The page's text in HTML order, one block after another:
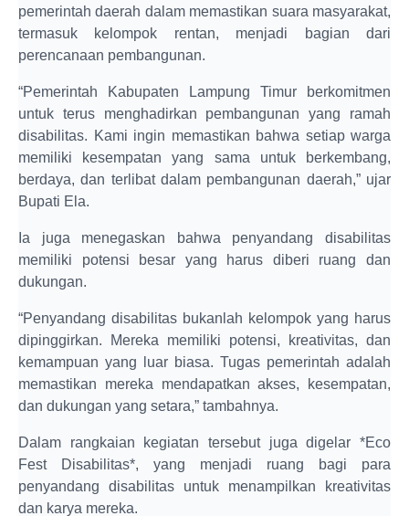
pemerintah daerah dalam memastikan suara masyarakat,
termasuk kelompok rentan, menjadi bagian dari
perencanaan pembangunan.
“Pemerintah Kabupaten Lampung Timur berkomitmen
untuk terus menghadirkan pembangunan yang ramah
disabilitas. Kami ingin memastikan bahwa setiap warga
memiliki kesempatan yang sama untuk berkembang,
berdaya, dan terlibat dalam pembangunan daerah,” ujar
Bupati Ela.
Ia juga menegaskan bahwa penyandang disabilitas
memiliki potensi besar yang harus diberi ruang dan
dukungan.
“Penyandang disabilitas bukanlah kelompok yang harus
dipinggirkan. Mereka memiliki potensi, kreativitas, dan
kemampuan yang luar biasa. Tugas pemerintah adalah
memastikan mereka mendapatkan akses, kesempatan,
dan dukungan yang setara,” tambahnya.
Dalam rangkaian kegiatan tersebut juga digelar *Eco
Fest Disabilitas*, yang menjadi ruang bagi para
penyandang disabilitas untuk menampilkan kreativitas
dan karya mereka.